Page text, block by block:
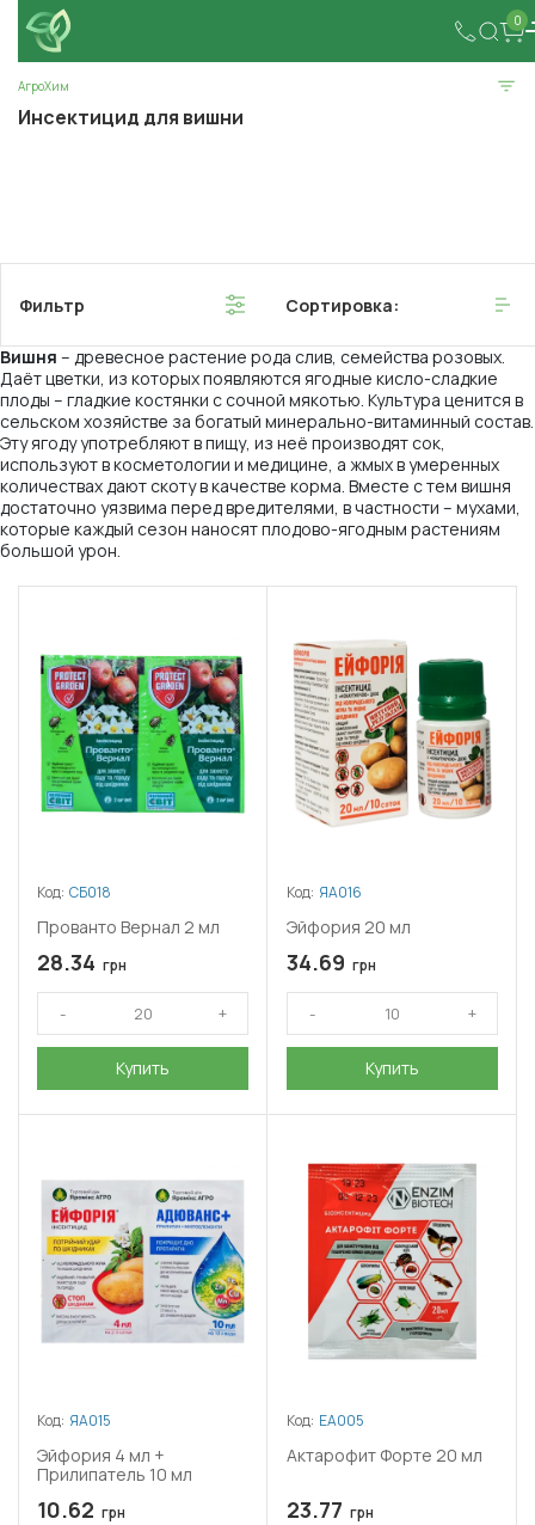
0
АгроХим
Инсектицид для вишни
Вишня – древесное растение рода слив, семейства розовых.
Даёт цветки, из которых появляются ягодные кисло-сладкие
плоды – гладкие костянки с сочной мякотью. Культура ценится в
сельском хозяйстве за богатый минерально-витаминный состав.
Эту ягоду употребляют в пищу, из неё производят сок,
используют в косметологии и медицине, а жмых в умеренных
количествах дают скоту в качестве корма. Вместе с тем вишня
достаточно уязвима перед вредителями, в частности – мухами,
которые каждый сезон наносят плодово-ягодным растениям
большой урон.
Фильтр Сортировка:
Код: СБ018
Прованто Вернал 2 мл
28.34 грн
Купить
Код: ЯА016
Эйфория 20 мл
34.69 грн
Купить
Код: ЯА015
Эйфория 4 мл +
Прилипатель 10 мл
10.62 грн
Код: ЕА005
Актарофит Форте 20 мл
23.77 грн